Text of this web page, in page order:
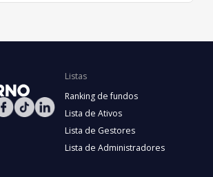
Listas
Ranking de fundos
Lista de Ativos
Lista de Gestores
Lista de Administradores